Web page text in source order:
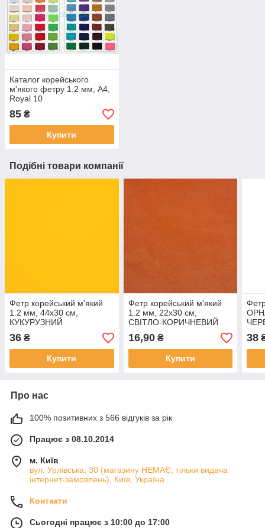
Каталог корейського
м'якого фетру 1.2 мм, A4,
Royal 10
85 ₴
Купити
Подібні товари компанії
Фетр корейський м'який
1.2 мм, 44x30 см,
КУКУРУЗНИЙ
36 ₴
Купити
Фетр корейський м'який
1.2 мм, 22x30 см,
СВІТЛО-КОРИЧНЕВИЙ
16,90₴
Купити
38
Про нас
100% позитивних з 566 відгуків за рік
Працює з 08.10.2014
м. Київ
вул. Урлівська, 30 (магазину НЕМАЄ, тільки видача
інтернет-замовлень), Київ, Україна
Контакти
Сьогодні працює з 10:00 до 17:00